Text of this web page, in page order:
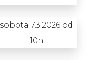
sobota 7.3.2026 od
10h